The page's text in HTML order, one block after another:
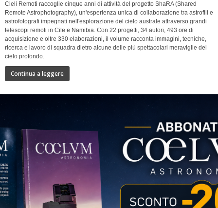
Cieli Remoti raccoglie cinque anni di attività del progetto ShaRA (Shared
Remote Astrophotography), un'esperienza unica di collaborazione tra astrofili e
astrofotografi impegnati nell'esplorazione del cielo australe attraverso grandi
telescopi remoti in Cile e Namibia. Con 22 progetti, 34 autori, 493 ore di
acquisizione e oltre 330 elaborazioni, il volume racconta immagini, tecniche,
ricerca e lavoro di squadra dietro alcune delle più spettacolari meraviglie del
cielo profondo.
Continua a leggere